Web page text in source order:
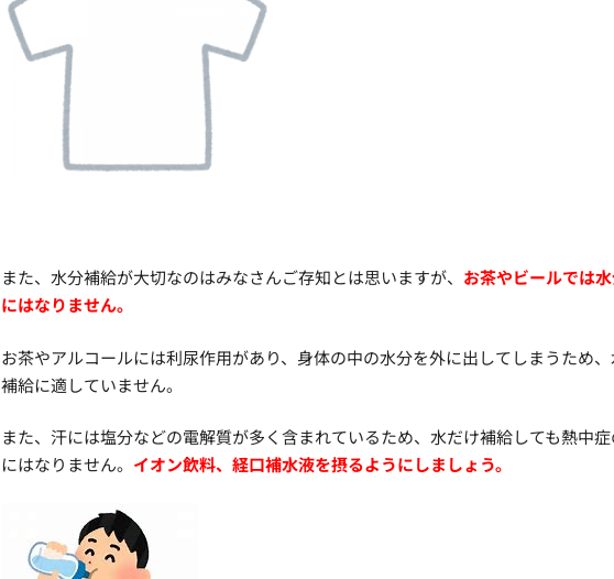
また、水分補給が大切なのはみなさんご存知とは思いますが、 お茶やビールでは
にはなりません。
お茶やアルコールには利尿作用があり、身体の中の水分を外に出してしまうため
補給に適していません。
また、汗には塩分などの電解質が多く含まれているため、水だけ補給しても熱中
にはなりません。 イオン飲料、経口補水液を摂るようにしましょう。